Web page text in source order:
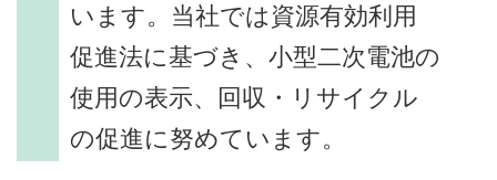
います。当社では資源有効利用
促進法に基づき、小型二次電池の
使用の表示、回収・リサイクル
の促進に努めています。